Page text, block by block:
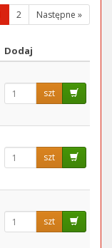
(wybrana
strona)
2 Następne »
Dodaj
szt
szt
szt